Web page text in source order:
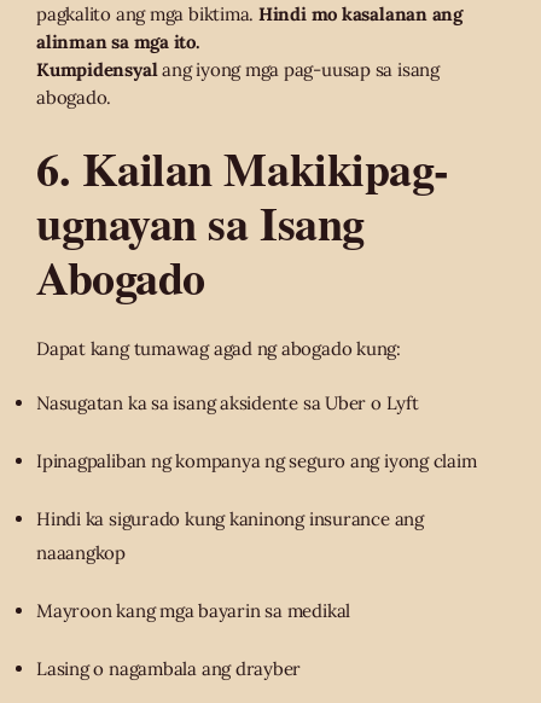
pagkalito ang mga biktima. Hindi mo kasalanan ang
alinman sa mga ito.
Kumpidensyal ang iyong mga pag-uusap sa isang
abogado.
6. Kailan Makikipag-
ugnayan sa Isang
Abogado
Dapat kang tumawag agad ng abogado kung:
Nasugatan ka sa isang aksidente sa Uber o Lyft
Ipinagpaliban ng kompanya ng seguro ang iyong claim
Hindi ka sigurado kung kaninong insurance ang
naaangkop
Mayroon kang mga bayarin sa medikal
Lasing o nagambala ang drayber